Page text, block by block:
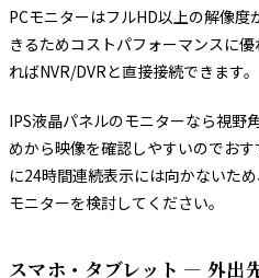
PCモニターはフルHD以上の解像
きるためコストパフォーマンスに
ればNVR/DVRと直接接続できます。
IPS液晶パネルのモニターなら視野
めから映像を確認しやすいのでお
に24時間連続表示には向かないた
モニターを検討してください。
スマホ・タブレット — 外出